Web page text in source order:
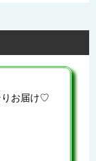
りお届け♡